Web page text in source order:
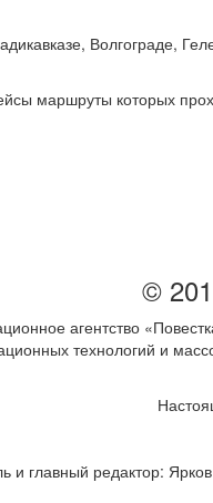
Волгограде,
маршруты которых
©
агентство
технологий и
и главный редактор: